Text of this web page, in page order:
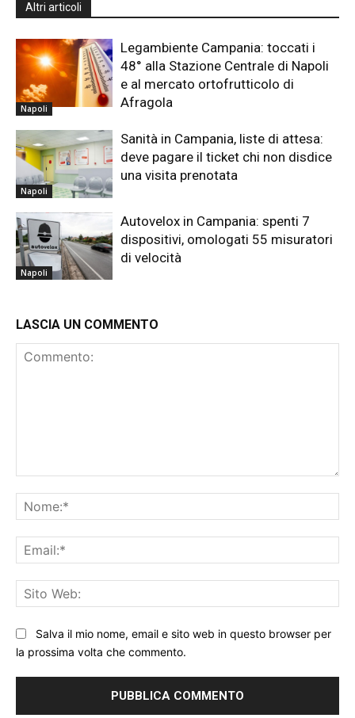
Altri articoli
Napoli
Legambiente Campania: toccati i
48° alla Stazione Centrale di Napoli
e al mercato ortofrutticolo di
Afragola
Napoli
Sanità in Campania, liste di attesa:
deve pagare il ticket chi non disdice
una visita prenotata
Napoli
Autovelox in Campania: spenti 7
dispositivi, omologati 55 misuratori
di velocità
LASCIA UN COMMENTO
Salva il mio nome, email e sito web in questo browser per
la prossima volta che commento.